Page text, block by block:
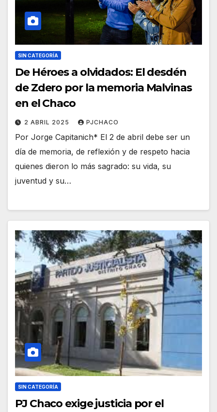
SIN CATEGORÍA
De Héroes a olvidados: El desdén
de Zdero por la memoria Malvinas
en el Chaco
2 ABRIL 2025 PJCHACO
Por Jorge Capitanich* El 2 de abril debe ser un
día de memoria, de reflexión y de respeto hacia
quienes dieron lo más sagrado: su vida, su
juventud y su…
SIN CATEGORÍA
PJ Chaco exige justicia por el